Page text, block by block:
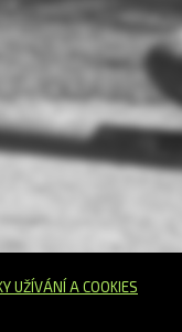
UŽÍVÁNÍ A COOKIES